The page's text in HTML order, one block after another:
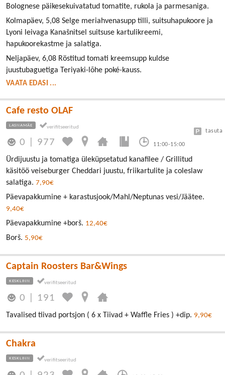
Bolognese päikesekuivatatud tomatite, rukola ja parmesaniga.
Kolmapäev, 5,08 Selge meriahvenasupp tilli, suitsuhapukoore ja
Lyoni leivaga Kanašnitsel suitsuse kartulikreemi,
hapukoorekastme ja salatiga.
Neljapäev, 6,08 Röstitud tomati kreemsupp kuldse
juustubaguetiga Teriyaki-lõhe poké-kauss.
VAATA EDASI ...
Cafe resto OLAF
LASNAMÄE
0 977 11:00-15:00
tasuta
Ürdijuustu ja tomatiga üleküpsetatud kanafilee / Grillitud
käsitöö veiseburger Cheddari juustu, friikartulite ja coleslaw
salatiga. 7,90€
Päevapakkumine + karastusjook/Mahl/Neptunas vesi/Jäätee.
9,40€
Päevapakkumine +borš. 12,40€
Borš. 5,90€
Captain Roosters Bar&Wings
KESKLINN
0 191
Tavalised tiivad portsjon ( 6 x Tiivad + Waffle Fries ) +dip. 9,90€
Chakra
KESKLINN